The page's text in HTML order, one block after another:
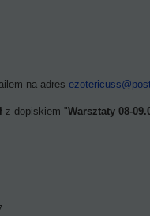
na adres
z dopiskiem "Warsztaty 08-